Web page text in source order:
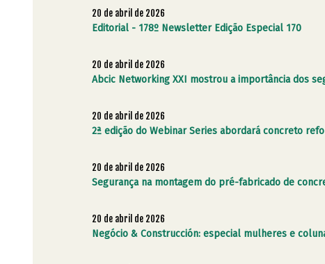
20 de abril de 2026
Editorial - 178º Newsletter Edição Especial 170
20 de abril de 2026
Abcic Networking XXI mostrou a importância dos
20 de abril de 2026
2ª edição do Webinar Series abordará concreto
20 de abril de 2026
Segurança na montagem do pré-fabricado de
20 de abril de 2026
Negócio & Construcción: especial mulheres e